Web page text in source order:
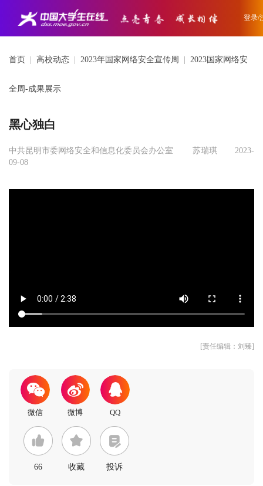
登录/
首页 高校动态 2023年国家网络安全宣传周 2023国家网络安
全周-成果展示
黑心独白
中共昆明市委网络安全和信息化委员会办公室 苏瑞琪
2023-
09-08
[责任编辑：刘臻]
66 收藏 投诉